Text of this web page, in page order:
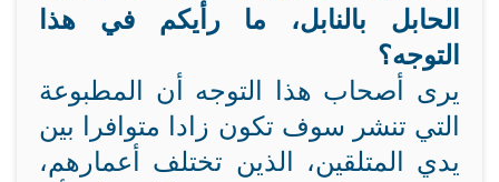
الحابل بالنابل، ما رأيكم في هذا
التوجه؟
يرى أصحاب هذا التوجه أن المطبوعة
التي تنشر سوف تكون زادا متوافرا بين
يدي المتلقين، الذين تختلف أعمارهم،